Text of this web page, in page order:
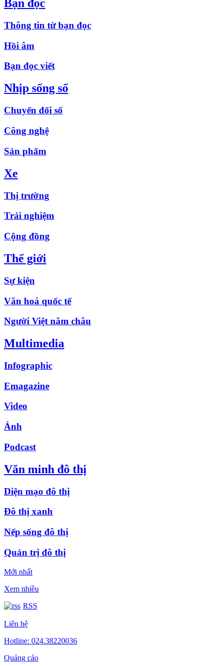
Bạn đọc
Thông tin từ bạn đọc
Hồi âm
Bạn đọc viết
Nhịp sống số
Chuyển đổi số
Công nghệ
Sản phẩm
Xe
Thị trường
Trải nghiệm
Cộng đồng
Thế giới
Sự kiện
Văn hoá quốc tế
Người Việt năm châu
Multimedia
Infographic
Emagazine
Video
Ảnh
Podcast
Văn minh đô thị
Diện mạo đô thị
Đô thị xanh
Nếp sống đô thị
Quản trị đô thị
Mới nhất
Xem nhiều
RSS
Liên hệ
Hotline: 024.38220036
Quảng cáo